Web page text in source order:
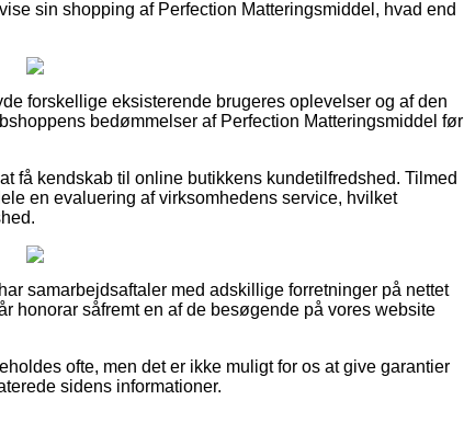
sin shopping af Perfection Matteringsmiddel, hvad end
forskellige eksisterende brugeres oplevelser og af den
bedømmelser af Perfection Matteringsmiddel før
få kendskab til online butikkens kundetilfredshed. Tilmed
en evaluering af virksomhedens service, hvilket
samarbejdsaftaler med adskillige forretninger på nettet
honorar såfremt en af de besøgende på vores website
ofte, men det er ikke muligt for os at give garantier
sidens informationer.